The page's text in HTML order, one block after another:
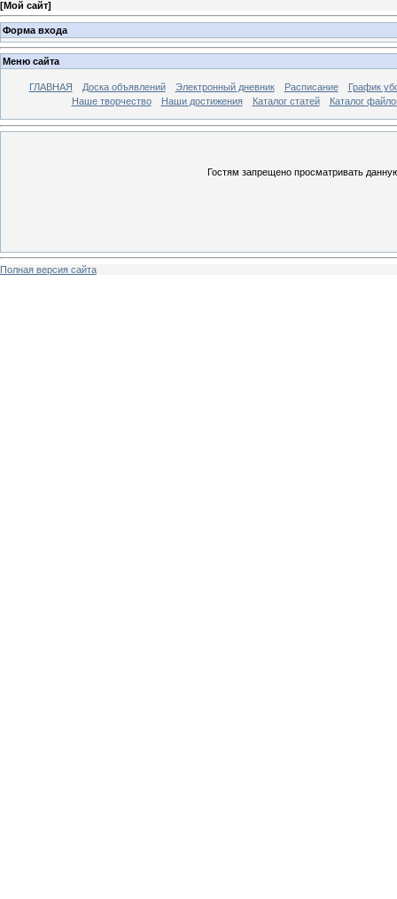
[Мой сайт]
Форма входа
Меню сайта
ГЛАВНАЯ Доска объявлений Электронный дневник Расписание
График
Наше творчество
Наши достижения Каталог статей Каталог
Гостям запрещено просматривать
Полная версия сайта